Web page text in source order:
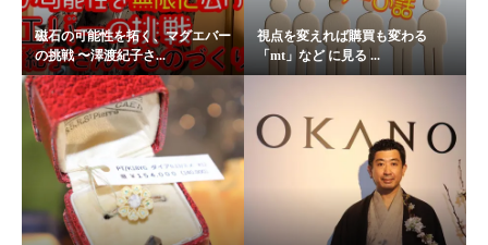
磁石の可能性を拓く、マグエバー
の挑戦 〜澤渡紀子さ...
視点を変えれば購買も変わる
「mt」など に見る ...